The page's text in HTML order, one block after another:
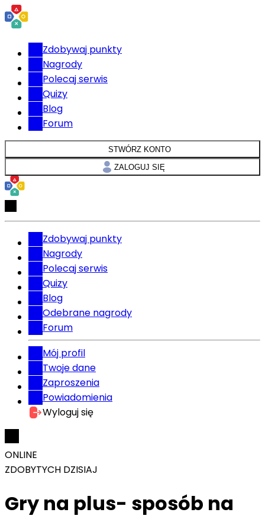
Zdobywaj punkty
Nagrody
Polecaj serwis
Quizy
Blog
Forum
STWÓRZ KONTO
ZALOGUJ SIĘ
Zdobywaj punkty
Nagrody
Polecaj serwis
Quizy
Blog
Odebrane nagrody
Forum
Mój profil
Twoje dane
Zaproszenia
Powiadomienia
Wyloguj się
ONLINE
ZDOBYTYCH DZISIAJ
Gry na plus- sposób na